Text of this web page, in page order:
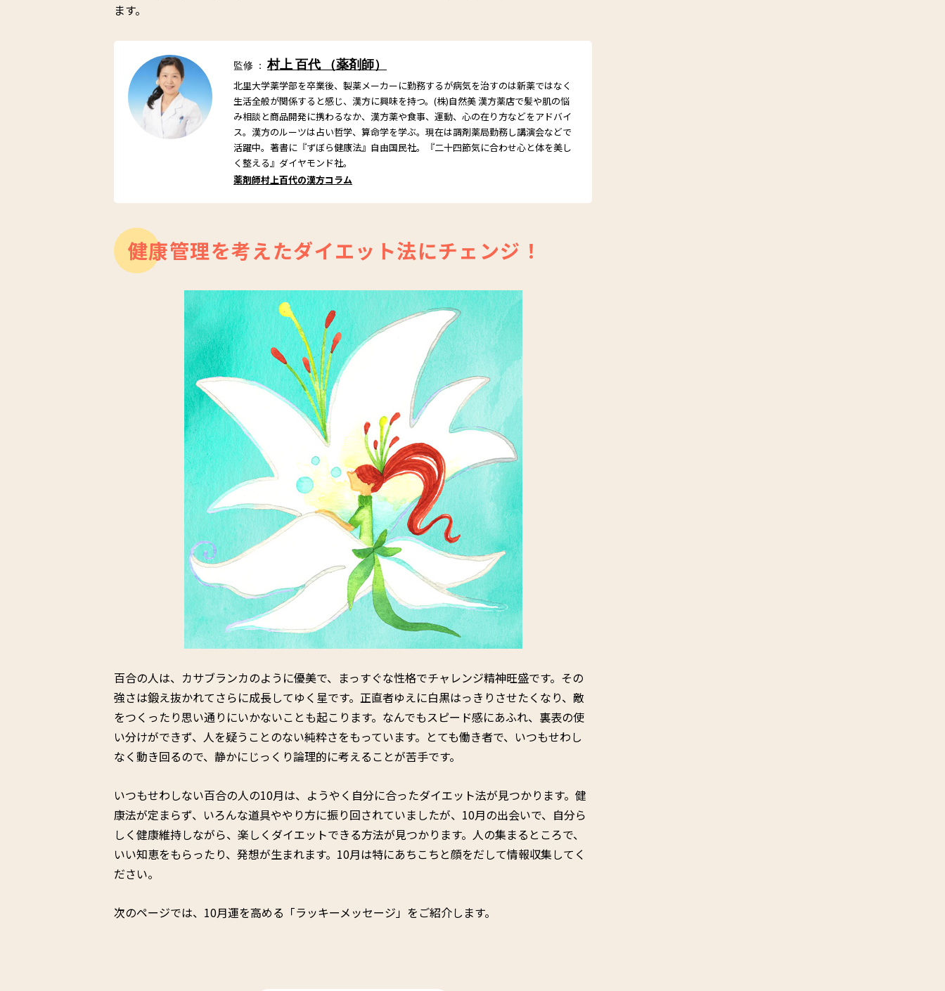
ます。
監修 ：村上 百代 （薬剤師）
北里大学薬学部を卒業後、製薬メーカーに勤務するが病気を治すのは新薬ではなく
生活全般が関係すると感じ、漢方に興味を持つ。(株)自然美 漢方薬店で髪や肌の悩
み相談と商品開発に携わるなか、漢方薬や食事、運動、心の在り方などをアドバイ
ス。漢方のルーツは占い哲学、算命学を学ぶ。現在は調剤薬局勤務し講演会などで
活躍中。著書に『ずぼら健康法』自由国民社。『二十四節気に合わせ心と体を美し
く整える』ダイヤモンド社。
薬剤師村上百代の漢方コラム
健康管理を考えたダイエット法にチェンジ！
百合の人は、カサブランカのように優美で、まっすぐな性格でチャレンジ精神旺盛です。その
強さは鍛え抜かれてさらに成長してゆく星です。正直者ゆえに白黒はっきりさせたくなり、敵
をつくったり思い通りにいかないことも起こります。なんでもスピード感にあふれ、裏表の使
い分けができず、人を疑うことのない純粋さをもっています。とても働き者で、いつもせわし
なく動き回るので、静かにじっくり論理的に考えることが苦手です。
いつもせわしない百合の人の10月は、ようやく自分に合ったダイエット法が見つかります。健
康法が定まらず、いろんな道具ややり方に振り回されていましたが、10月の出会いで、自分ら
しく健康維持しながら、楽しくダイエットできる方法が見つかります。人の集まるところで、
いい知恵をもらったり、発想が生まれます。10月は特にあちこちと顔をだして情報収集してく
ださい。
次のページでは、10月運を高める「ラッキーメッセージ」をご紹介します。